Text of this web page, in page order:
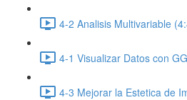
4-2 Analisis Multivariable
4-1 Visualizar Datos con
4-3 Mejorar la Estetica de